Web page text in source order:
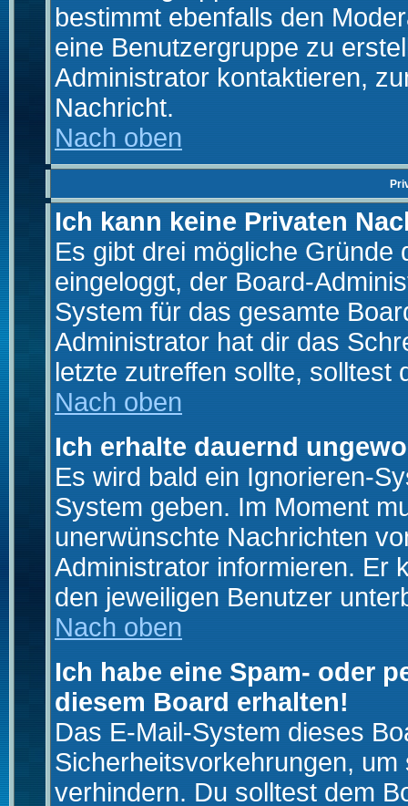
bestimmt ebenfalls den
eine Benutzergruppe zu
Administrator kontaktieren,
Nachricht.
Nach oben
Ich kann keine Privaten
Es gibt drei mögliche Gründe
eingeloggt, der Board-
System für das gesamte
Administrator hat dir das
letzte zutreffen sollte, solltest
Nach oben
Ich erhalte dauernd
Es wird bald ein Ignorieren-
System geben. Im Moment
unerwünschte Nachrichten
Administrator informieren. Er
den jeweiligen Benutzer
Nach oben
Ich habe eine Spam- oder
diesem Board erhalten!
Das E-Mail-System dieses
Sicherheitsvorkehrungen,
verhindern. Du solltest dem